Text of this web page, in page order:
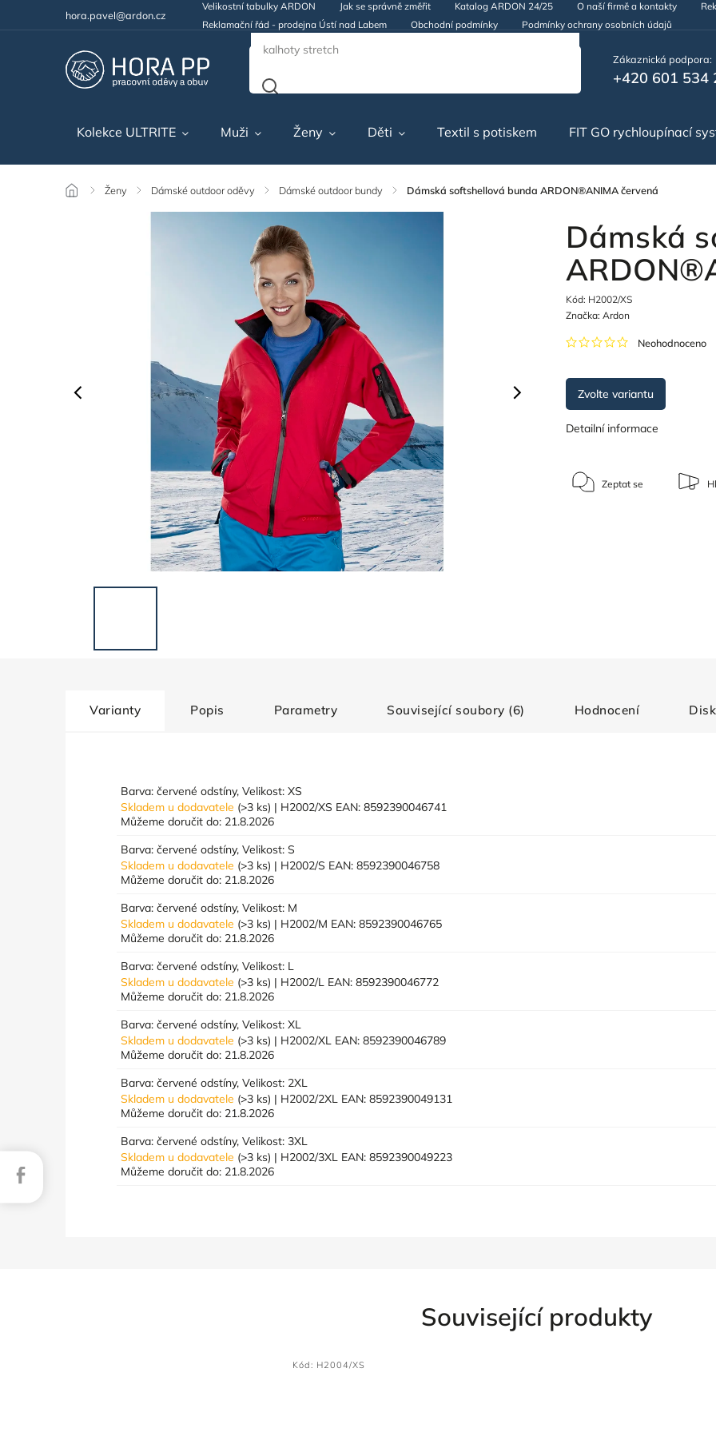
hora.pavel@ardon.cz
Velikostní tabulky ARDON Jak se správně změřit Katalog ARDON 24/25 O naší firmě a kontakty
Reklamační řád - prodejna Ústí nad Labem
Obchodní podmínky Podmínky ochrany osobních údajů
Zákaznická podpora:
+420 601 534
Kolekce ULTRITE Muži Ženy Děti Textil s potiskem FIT GO rychloupínací
/ Ženy / Dámské outdoor oděvy / Dámské outdoor bundy / Dámská softshellová bunda ARDON®ANIMA červená
Dámská
Kód: H2002/XS
Neohodnoceno
Značka: Ardon
Zvolte variantu
Detailní informace
Zeptat se
Varianty Popis Parametry Související soubory (6) Hodnocení
Barva: červené odstíny, Velikost: XS
Skladem u dodavatele (>3 ks) | H2002/XS EAN: 8592390046741
Můžeme doručit do: 21.8.2026
Barva: červené odstíny, Velikost: S
Skladem u dodavatele (>3 ks) | H2002/S EAN: 8592390046758
Můžeme doručit do: 21.8.2026
Barva: červené odstíny, Velikost: M
Skladem u dodavatele (>3 ks) | H2002/M EAN: 8592390046765
Můžeme doručit do: 21.8.2026
Barva: červené odstíny, Velikost: L
Skladem u dodavatele (>3 ks) | H2002/L EAN: 8592390046772
Můžeme doručit do: 21.8.2026
Barva: červené odstíny, Velikost: XL
Skladem u dodavatele (>3 ks) | H2002/XL EAN: 8592390046789
Můžeme doručit do: 21.8.2026
Barva: červené odstíny, Velikost: 2XL
Skladem u dodavatele (>3 ks) | H2002/2XL EAN: 8592390049131
Můžeme doručit do: 21.8.2026
Barva: červené odstíny, Velikost: 3XL
Skladem u dodavatele (>3 ks) | H2002/3XL EAN: 8592390049223
Můžeme doručit do: 21.8.2026
Související produkty
Kód: H2004/XS